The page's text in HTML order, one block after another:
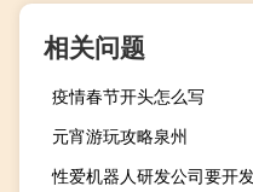
相关问题
疫情春节开头怎么写
元宵游玩攻略泉州
性爱机器人研发公司要开